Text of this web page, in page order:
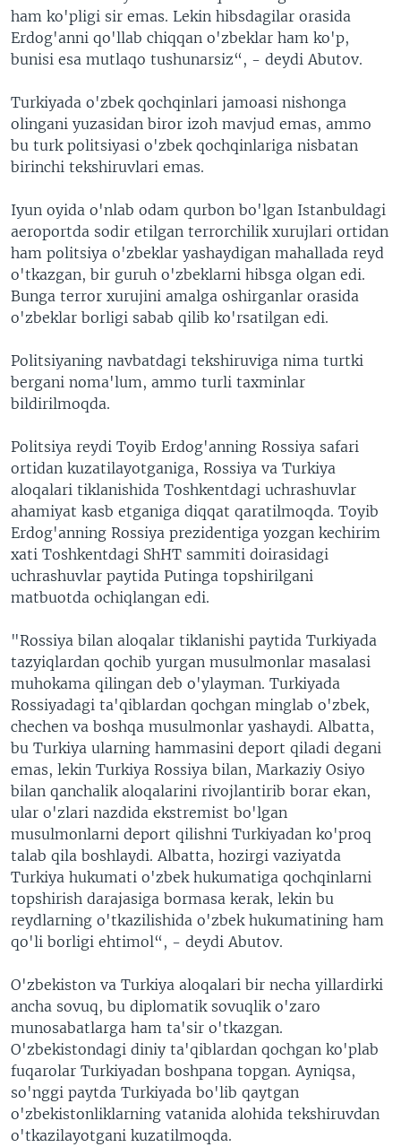
ham ko'pligi sir emas. Lekin hibsdagilar orasida
Erdog'anni qo'llab chiqqan o'zbeklar ham ko'p,
bunisi esa mutlaqo tushunarsiz“, - deydi Abutov.
Turkiyada o'zbek qochqinlari jamoasi nishonga
olingani yuzasidan biror izoh mavjud emas, ammo
bu turk politsiyasi o'zbek qochqinlariga nisbatan
birinchi tekshiruvlari emas.
Iyun oyida o'nlab odam qurbon bo'lgan Istanbuldagi
aeroportda sodir etilgan terrorchilik xurujlari ortidan
ham politsiya o'zbeklar yashaydigan mahallada reyd
o'tkazgan, bir guruh o'zbeklarni hibsga olgan edi.
Bunga terror xurujini amalga oshirganlar orasida
o'zbeklar borligi sabab qilib ko'rsatilgan edi.
Politsiyaning navbatdagi tekshiruviga nima turtki
bergani noma'lum, ammo turli taxminlar
bildirilmoqda.
Politsiya reydi Toyib Erdog'anning Rossiya safari
ortidan kuzatilayotganiga, Rossiya va Turkiya
aloqalari tiklanishida Toshkentdagi uchrashuvlar
ahamiyat kasb etganiga diqqat qaratilmoqda. Toyib
Erdog'anning Rossiya prezidentiga yozgan kechirim
xati Toshkentdagi ShHT sammiti doirasidagi
uchrashuvlar paytida Putinga topshirilgani
matbuotda ochiqlangan edi.
"Rossiya bilan aloqalar tiklanishi paytida Turkiyada
tazyiqlardan qochib yurgan musulmonlar masalasi
muhokama qilingan deb o'ylayman. Turkiyada
Rossiyadagi ta'qiblardan qochgan minglab o'zbek,
chechen va boshqa musulmonlar yashaydi. Albatta,
bu Turkiya ularning hammasini deport qiladi degani
emas, lekin Turkiya Rossiya bilan, Markaziy Osiyo
bilan qanchalik aloqalarini rivojlantirib borar ekan,
ular o'zlari nazdida ekstremist bo'lgan
musulmonlarni deport qilishni Turkiyadan ko'proq
talab qila boshlaydi. Albatta, hozirgi vaziyatda
Turkiya hukumati o'zbek hukumatiga qochqinlarni
topshirish darajasiga bormasa kerak, lekin bu
reydlarning o'tkazilishida o'zbek hukumatining ham
qo'li borligi ehtimol“, - deydi Abutov.
O'zbekiston va Turkiya aloqalari bir necha yillardirki
ancha sovuq, bu diplomatik sovuqlik o'zaro
munosabatlarga ham ta'sir o'tkazgan.
O'zbekistondagi diniy ta'qiblardan qochgan ko'plab
fuqarolar Turkiyadan boshpana topgan. Ayniqsa,
so'nggi paytda Turkiyada bo'lib qaytgan
o'zbekistonliklarning vatanida alohida tekshiruvdan
o'tkazilayotgani kuzatilmoqda.